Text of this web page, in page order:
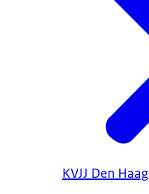
KVJJ Den Haag